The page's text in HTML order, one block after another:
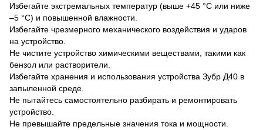
Избегайте экстремальных температур (выше +45 °С или ниже
–5 °С) и повышенной влажности.
Избегайте чрезмерного механического воздействия и ударов
на устройство.
Не чистите устройство химическими веществами, такими как
бензол или растворители.
Избегайте хранения и использования устройства Зубр Д40 в
запыленной среде.
Не пытайтесь самостоятельно разбирать и ремонтировать
устройство.
Не превышайте предельные значения тока и мощности.